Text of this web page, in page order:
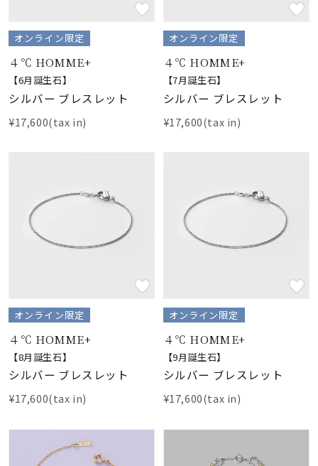
在庫 在庫ありのみ
オンライン限定
４℃ HOMME+
【6月誕生石】
シルバー ブレスレット
¥17,600(tax in)
オンライン限定
４℃ HOMME+
【7月誕生石】
シルバー ブレスレット
¥17,600(tax in)
オンライン限定
４℃ HOMME+
【8月誕生石】
シルバー ブレスレット
¥17,600(tax in)
オンライン限定
４℃ HOMME+
【9月誕生石】
シルバー ブレスレット
¥17,600(tax in)